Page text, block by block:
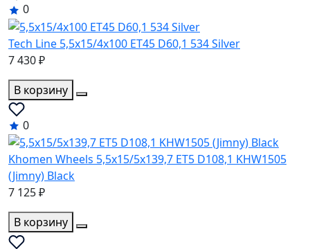
0
Tech Line 5,5x15/4x100 ET45 D60,1 534 Silver
7 430 ₽
В корзину
0
Khomen Wheels 5,5x15/5x139,7 ET5 D108,1 KHW1505
(Jimny) Black
7 125 ₽
В корзину